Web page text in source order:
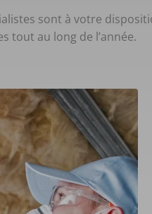
sont à votre
tout au long de l’année.